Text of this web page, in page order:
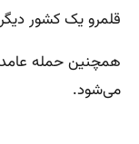
قلمرو یک کشور
همچنین حمله
می‌شود.